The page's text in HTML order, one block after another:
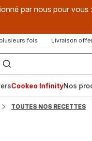
par nous pour
fois Livraison
vous
?",
fryer",Cookeo InfinityNos
TOUTES NOS RECETTES